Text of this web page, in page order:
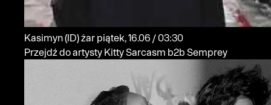
Kasimyn(ID)żar
piątek, 16.06 / 03:30
Przejdź do artysty Kitty Sarcasm b2b Semprey